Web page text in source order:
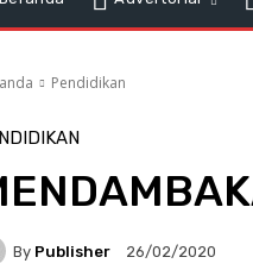
Pendidikan
By Publisher 26/02/2020